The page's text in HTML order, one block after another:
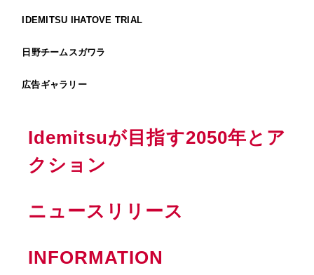
IDEMITSU IHATOVE TRIAL
日野チームスガワラ
広告ギャラリー
Idemitsuが目指す2050年とア
クション
ニュースリリース
INFORMATION